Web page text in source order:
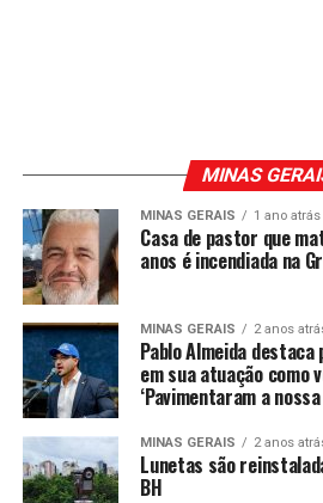
MINAS
MINAS GERAIS 1 ano atrás
Casa de pastor que
anos é incendiada na
MINAS GERAIS 2 anos
Pablo Almeida
em sua atuação como
‘Pavimentaram a
MINAS GERAIS 2 anos
Lunetas são
BH